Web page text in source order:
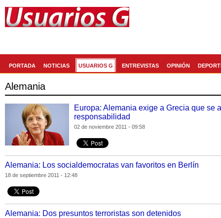
PORTADA NOTICIAS USUARIOS G ENTREVISTAS OPINIÓN
Alemania
Europa: Alemania exige a Grecia que se
responsabilidad
02 de noviembre 2011 - 09:58
Alemania: Los socialdemocratas van favoritos en Berlín
18 de septiembre 2011 - 12:48
Alemania: Dos presuntos terroristas son detenidos